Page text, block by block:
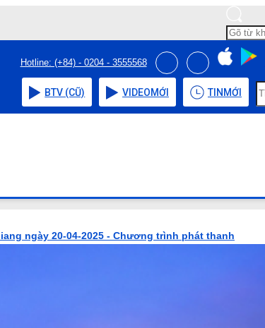
Hotline: (+84) - 0204 - 3555568
BTV (CŨ) VIDEOMỚI TIN MỚI
ngày 20-04-2025 - Chương trình phát thanh